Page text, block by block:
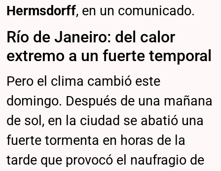
Hermsdorff, en un comunicado.
Río de Janeiro: del calor
extremo a un fuerte temporal
Pero el clima cambió este
domingo. Después de una mañana
de sol, en la ciudad se abatió una
fuerte tormenta en horas de la
tarde que provocó el naufragio de